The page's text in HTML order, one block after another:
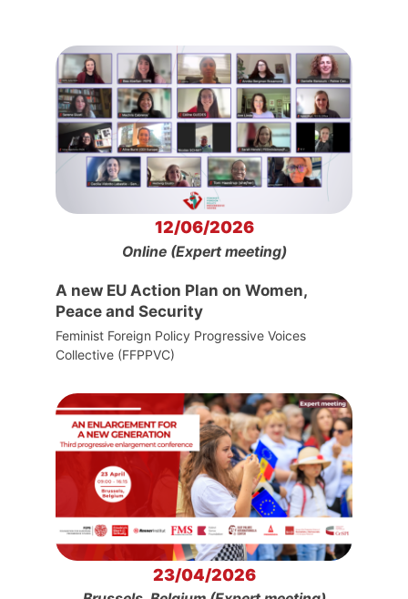
12/06/2026
Online (Expert meeting)
A new EU Action Plan on Women,
Peace and Security
Feminist Foreign Policy Progressive Voices
Collective (FFPPVC)
23/04/2026